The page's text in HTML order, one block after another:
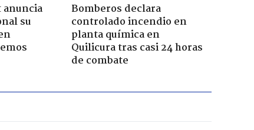
anuncia
su
Bomberos declara
controlado incendio en
planta química en
Quilicura tras casi 24 horas
de combate